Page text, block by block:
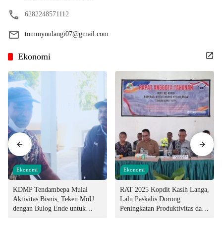
6282248571112
tommynulangi07@gmail.com
Ekonomi
Ekonomi
KDMP Tendambepa Mulai
Aktivitas Bisnis, Teken MoU
dengan Bulog Ende untuk
Ekonomi
RAT 2025 Kopdit Kasih Langa,
Lalu Paskalis Dorong
Peningkatan Produktivitas dan